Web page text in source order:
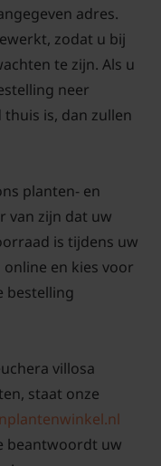
voorkeur voor
of
waar geen
te nat worden. De
kalkrijke
grond, mits er
drainage is
planten kan
dat de wortelkluit
Voor een
aantal van 7-9
plant
adres.
zodat u bij
te zijn. Als u
neer
is, dan zullen
planten- en
van zijn dat uw
is tijdens uw
en kies voor
bestelling
villosa
staat onze
beantwoordt uw